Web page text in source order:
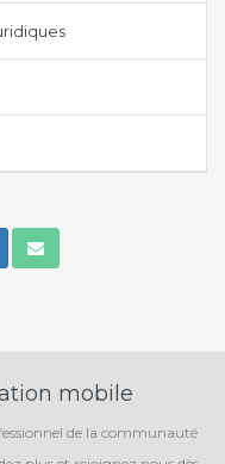
mobile
de la communauté